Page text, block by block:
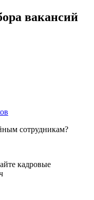
вакансий
сотрудникам?
кадровые